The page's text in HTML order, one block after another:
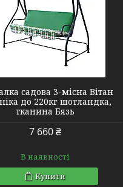
садова 3-місна Вітан
до 220кг шотландка,
тканина Бязь
7 660 ₴
В наявності
Купити
2140377